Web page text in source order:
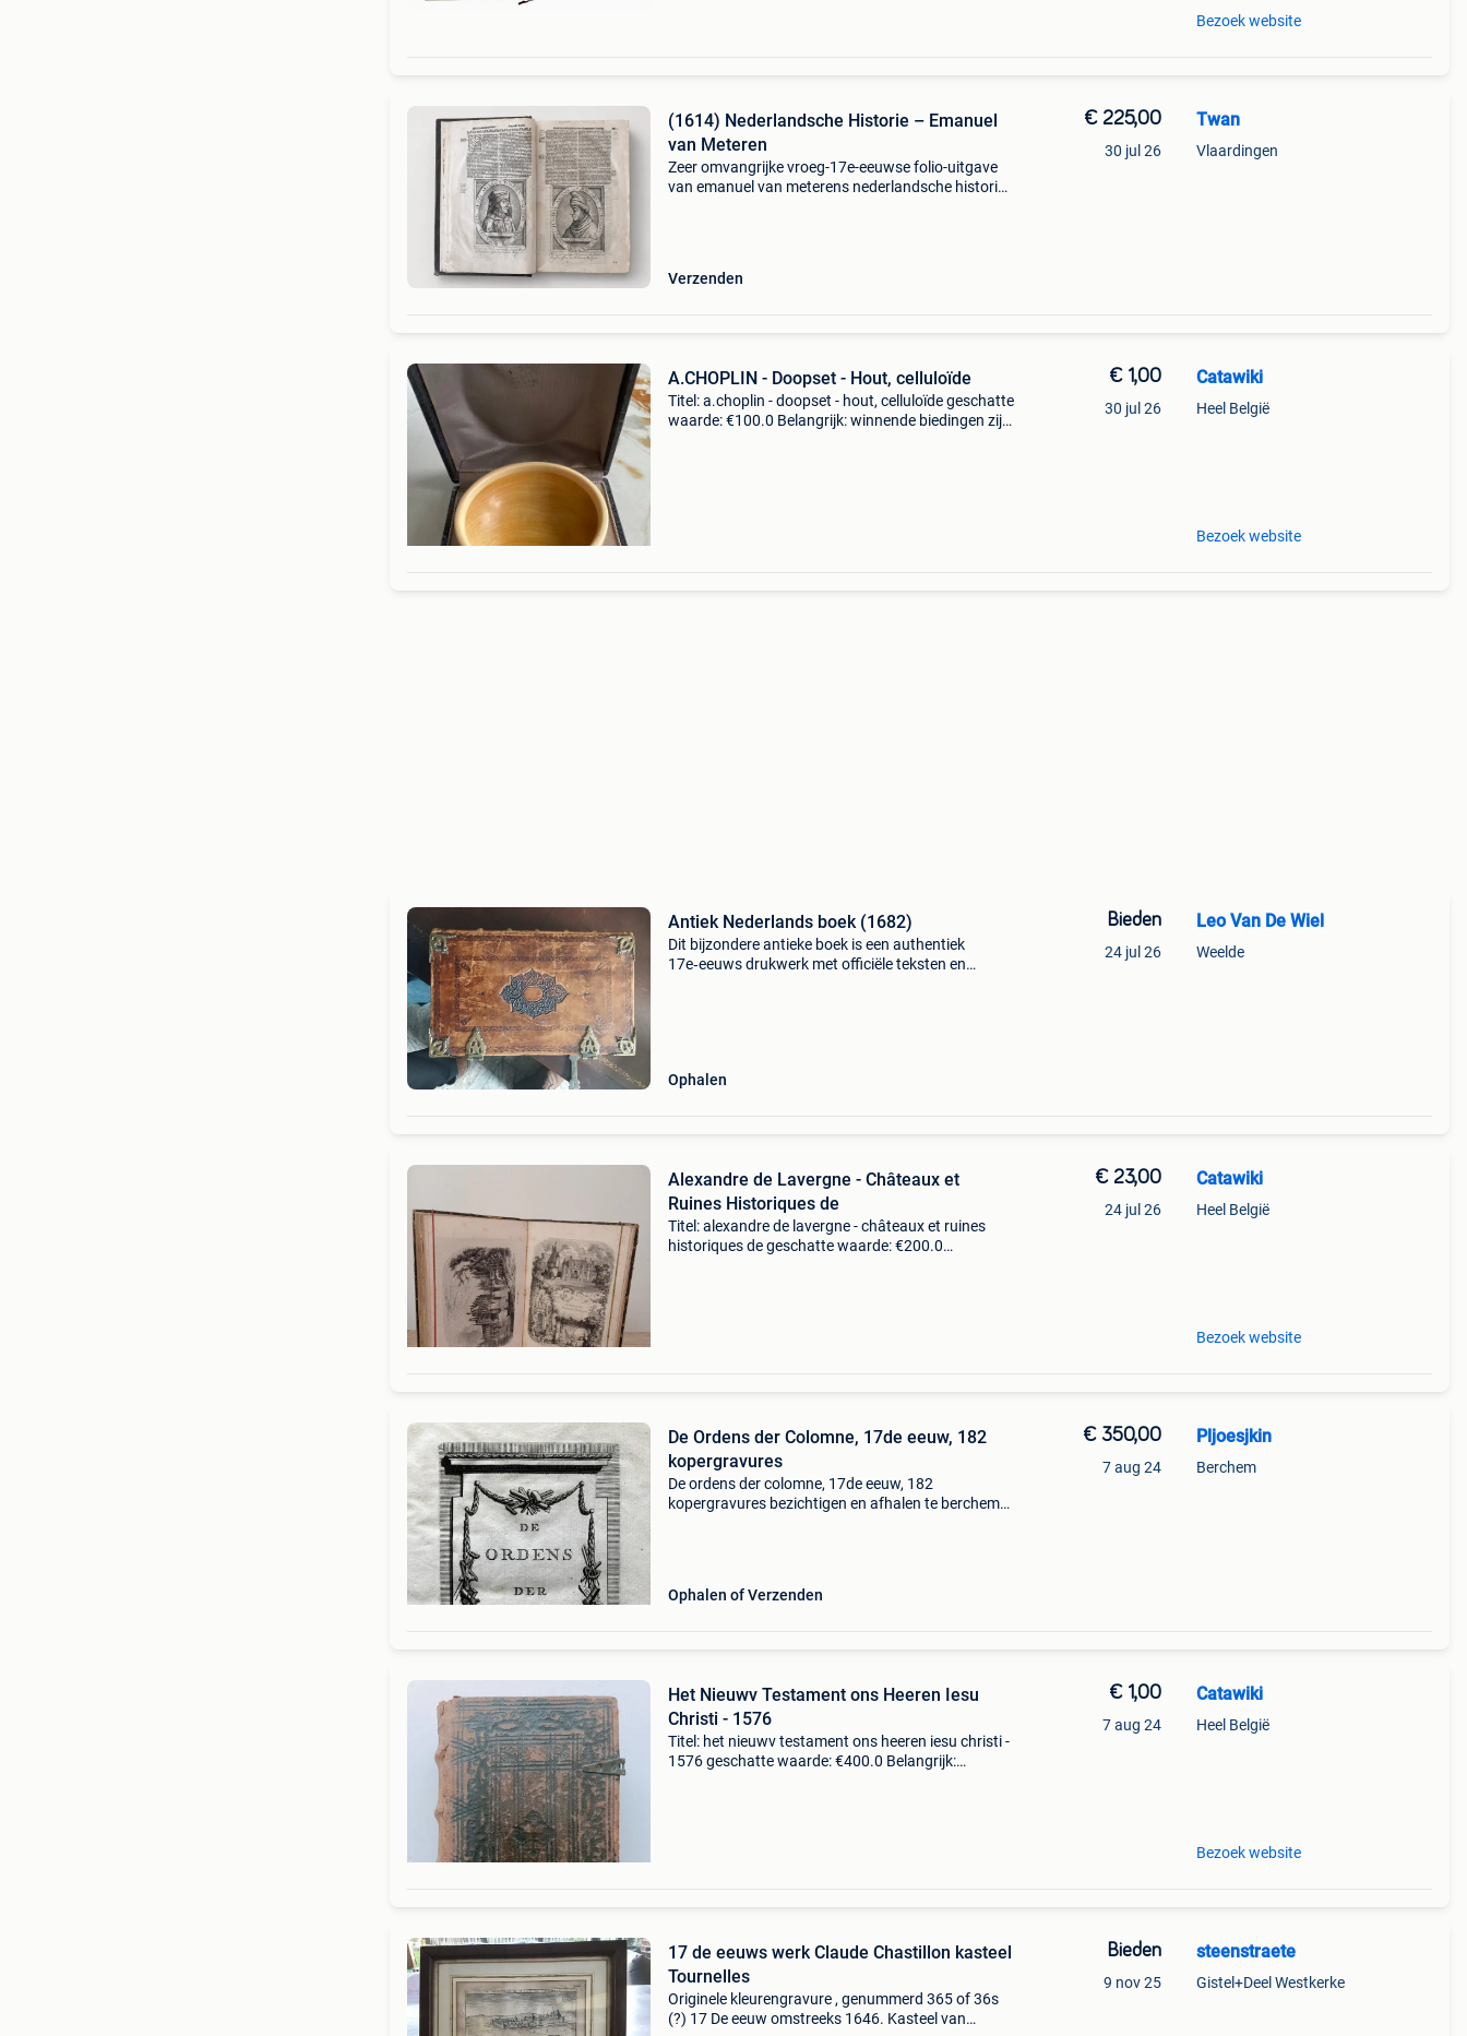
Bezoek website
(1614) Nederlandsche Historie – Emanuel
van Meteren
Zeer omvangrijke vroeg-17e-eeuwse folio-uitgave
van emanuel van meterens nederlandsche historie,
Verzenden
€ 225,00
30 jul 26
Twan
Vlaardingen
A.CHOPLIN - Doopset - Hout, celluloïde
Titel: a.choplin - doopset - hout, celluloïde geschatte
waarde: €100.0 Belangrijk: winnende biedingen zijn
€ 1,00
30 jul 26
Catawiki
Heel België
Bezoek website
Antiek Nederlands boek (1682)
Dit bijzondere antieke boek is een authentiek
17e‑eeuws drukwerk met officiële teksten en
Ophalen
Bieden
24 jul 26
Leo Van De Wiel
Weelde
Alexandre de Lavergne - Châteaux et
Ruines Historiques de
Titel: alexandre de lavergne - châteaux et ruines
historiques de geschatte waarde: €200.0
€ 23,00
24 jul 26
Catawiki
Heel België
Bezoek website
De Ordens der Colomne, 17de eeuw, 182
kopergravures
De ordens der colomne, 17de eeuw, 182
kopergravures bezichtigen en afhalen te berchem
Ophalen of Verzenden
€ 350,00
7 aug 24
Pljoesjkin
Berchem
Het Nieuwv Testament ons Heeren Iesu
Christi - 1576
Titel: het nieuwv testament ons heeren iesu christi -
1576 geschatte waarde: €400.0 Belangrijk:
€ 1,00
7 aug 24
Catawiki
Heel België
Bezoek website
17 de eeuws werk Claude Chastillon kasteel
Tournelles
Originele kleurengravure , genummerd 365 of 36s
(?) 17 De eeuw omstreeks 1646. Kasteel van
Bieden
9 nov 25
steenstraete
Gistel+Deel Westkerke